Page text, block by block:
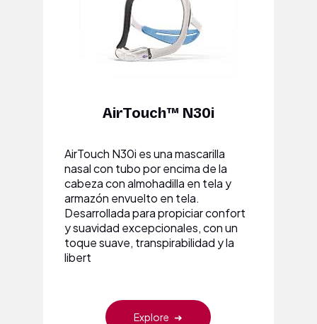
AirTouch™ N30i
AirTouch N30i es una mascarilla
nasal con tubo por encima de la
cabeza con almohadilla en tela y
armazón envuelto en tela.
Desarrollada para propiciar confort
y suavidad excepcionales, con un
toque suave, transpirabilidad y la
libert
Explore ➜